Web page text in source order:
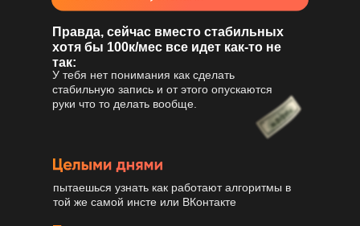
Правда, сейчас вместо стабильных
хотя бы 100к/мес все идет как-то не
так:
У тебя нет понимания как сделать
стабильную запись и от этого опускаются
руки что то делать вообще.
пытаешься узнать как работают алгоритмы в
той же самой инсте или ВКонтакте